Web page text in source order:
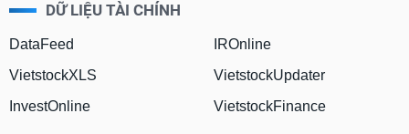
DỮ LIỆU TÀI CHÍNH
DataFeed
VietstockXLS
InvestOnline
IROnline
VietstockUpdater
VietstockFinance